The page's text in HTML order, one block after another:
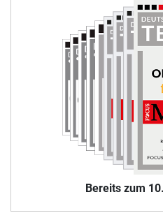
Bereits zum